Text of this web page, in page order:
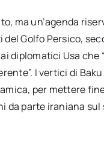
ma un’agenda
Golfo Persico,
diplomatici Usa
I vertici di
per mettere
da parte iraniana